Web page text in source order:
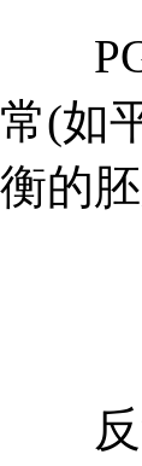
常(如
衡的胚
反复